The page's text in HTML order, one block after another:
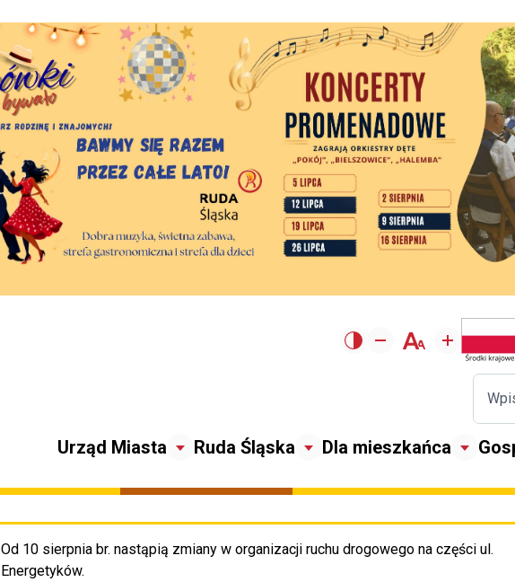
Urząd Miasta Ruda Śląska Dla mieszkańca
Od 10 sierpnia br. nastąpią zmiany w organizacji ruchu drogowego na części ul.
Energetyków.
Przejdź do